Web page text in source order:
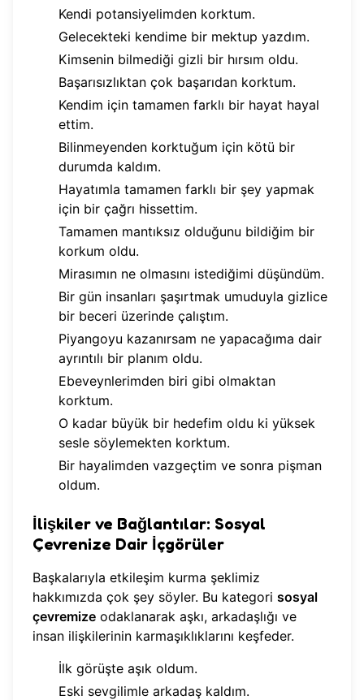
Kendi potansiyelimden korktum.
Gelecekteki kendime bir mektup yazdım.
Kimsenin bilmediği gizli bir hırsım oldu.
Başarısızlıktan çok başarıdan korktum.
Kendim için tamamen farklı bir hayat hayal
ettim.
Bilinmeyenden korktuğum için kötü bir
durumda kaldım.
Hayatımla tamamen farklı bir şey yapmak
için bir çağrı hissettim.
Tamamen mantıksız olduğunu bildiğim bir
korkum oldu.
Mirasımın ne olmasını istediğimi düşündüm.
Bir gün insanları şaşırtmak umuduyla gizlice
bir beceri üzerinde çalıştım.
Piyangoyu kazanırsam ne yapacağıma dair
ayrıntılı bir planım oldu.
Ebeveynlerimden biri gibi olmaktan
korktum.
O kadar büyük bir hedefim oldu ki yüksek
sesle söylemekten korktum.
Bir hayalimden vazgeçtim ve sonra pişman
oldum.
İlişkiler ve Bağlantılar: Sosyal
Çevrenize Dair İçgörüler
Başkalarıyla etkileşim kurma şeklimiz
hakkımızda çok şey söyler. Bu kategori sosyal
çevremize odaklanarak aşkı, arkadaşlığı ve
insan ilişkilerinin karmaşıklıklarını keşfeder.
İlk görüşte aşık oldum.
Eski sevgilimle arkadaş kaldım.